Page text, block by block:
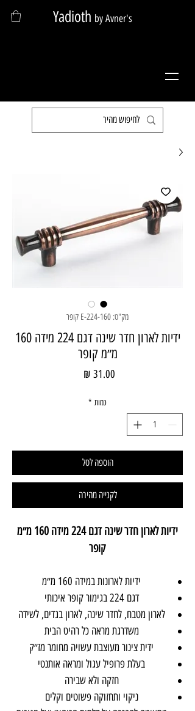
Yadioth by Avner's
מק"ט: E-224-160 קופר
ידיות לארון חדר שינה דגם 224 מידה 160
מ״מ קופר
כמות *
הוספה לסל
לקנייה מהירה
ידיות לארון חדר שינה דגם 224 מידה 160 מ״מ
קופר
ידיות לארונות במידה 160 מ״מ
דגם 224 בגימור קופר איכותי
לארון מטבח, לחדר שינה, לארון בגדים, לשידה
משדרגת מראה כל רהיט הבית
ידית צינור מעוצבת עשויה מחומר מז״ק
בעלת פרופיל עגול ומראה אותנטי
חזקה ולא שבירה
ניקוי ותחזוקה פשוטים וקלים